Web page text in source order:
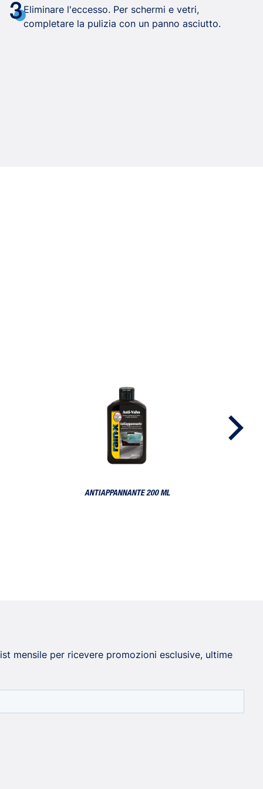
3Eliminare l'eccesso. Per schermi e vetri,
completare la pulizia con un panno asciutto.
ANTIAPPANNANTE 200 ML
mensile per ricevere promozioni esclusive, ultime